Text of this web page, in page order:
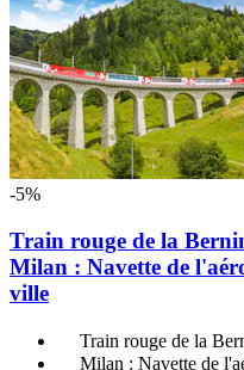
-5%
Train rouge de la
Milan : Navette de
ville
Train rouge de la
Milan : Navette de